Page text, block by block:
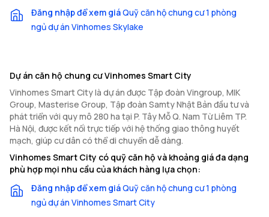
Đăng nhập để xem giáQuỹ căn hộ chung cư 1 phòng
ngủ dự án Vinhomes Skylake
Dự án căn hộ chung cư Vinhomes Smart City
Vinhomes Smart City là dự án được Tập đoàn Vingroup, MIK
Group, Masterise Group, Tập đoàn Samty Nhật Bản đầu tư và
phát triển với quy mô 280 ha tại P. Tây Mỗ Q. Nam Từ Liêm TP.
Hà Nội, được kết nối trực tiếp với hệ thống giao thông huyết
mạch, giúp cư dân có thể di chuyển dễ dàng.
Vinhomes Smart City có quỹ căn hộ và khoảng giá đa dạng
phù hợp mọi nhu cầu của khách hàng lựa chọn:
Đăng nhập để xem giáQuỹ căn hộ chung cư 1 phòng
ngủ dự án Vinhomes Smart City